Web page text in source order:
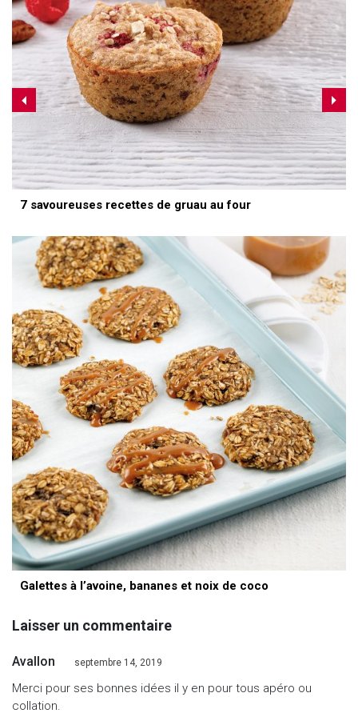
7 savoureuses recettes de gruau au four
Galettes à l’avoine, bananes et noix de coco
Laisser un commentaire
Avallon septembre 14, 2019
Merci pour ses bonnes idées il y en pour tous apéro ou
collation.